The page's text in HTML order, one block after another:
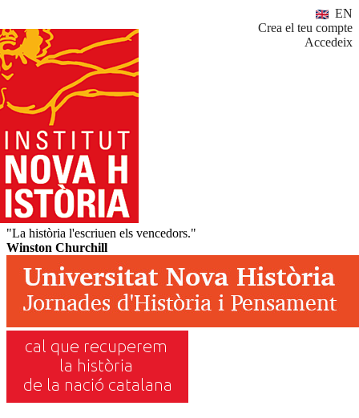
EN
Crea el teu compte
Accedeix
"La història l'escriuen els vencedors."
Winston Churchill